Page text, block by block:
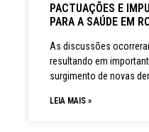
PACTUAÇÕES E
PARA A SAÚDE EM
As discussões
resultando em
surgimento de novas
LEIA MAIS »